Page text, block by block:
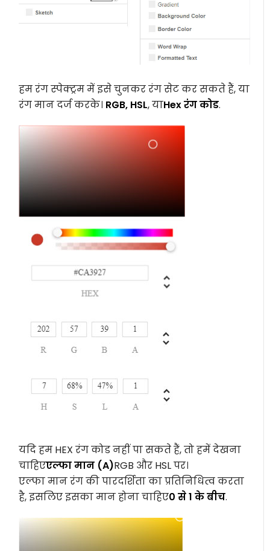
हम रंग स्पेक्ट्रम में इसे चुनकर रंग सेट कर सकते हैं, या
रंग मान दर्ज करके। RGB, HSL, याHex रंग कोड.
यदि हम HEX रंग कोड नहीं पा सकते हैं, तो हमें देखना
चाहिएएल्फा मान (A)RGB और HSL पर।
एल्फा मान रंग की पारदर्शिता का प्रतिनिधित्व करता
है, इसलिए इसका मान होना चाहिए0 से 1 के बीच.